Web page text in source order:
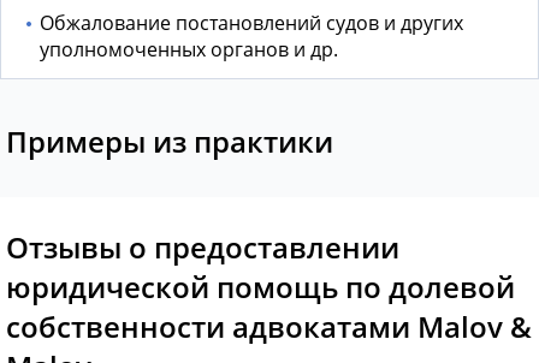
Обжалование постановлений судов и других
уполномоченных органов и др.
Примеры из практики
Отзывы о предоставлении
юридической помощь по долевой
собственности адвокатами Malov &